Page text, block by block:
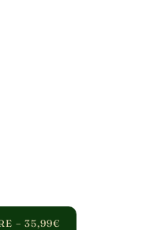
– 35,99€